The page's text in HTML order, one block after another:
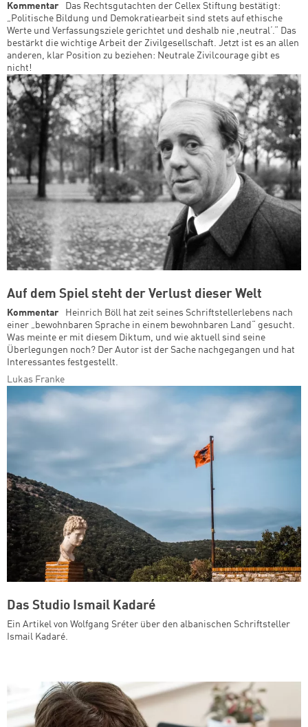
Kommentar
Das Rechtsgutachten der Cellex Stiftung bestätigt:
„Politische Bildung und Demokratiearbeit sind stets auf ethische
Werte und Verfassungsziele gerichtet und deshalb nie ,neutral‘.“ Das
bestärkt die wichtige Arbeit der Zivilgesellschaft. Jetzt ist es an allen
anderen, klar Position zu beziehen: Neutrale Zivilcourage gibt es
nicht!
Auf dem Spiel steht der Verlust dieser Welt
Kommentar
Heinrich Böll hat zeit seines Schriftstellerlebens nach
einer „bewohnbaren Sprache in einem bewohnbaren Land“ gesucht.
Was meinte er mit diesem Diktum, und wie aktuell sind seine
Überlegungen noch? Der Autor ist der Sache nachgegangen und hat
Interessantes festgestellt.
Lukas Franke
Das Studio Ismail Kadaré
Ein Artikel von Wolfgang Sréter über den albanischen Schriftsteller
Ismail Kadaré.